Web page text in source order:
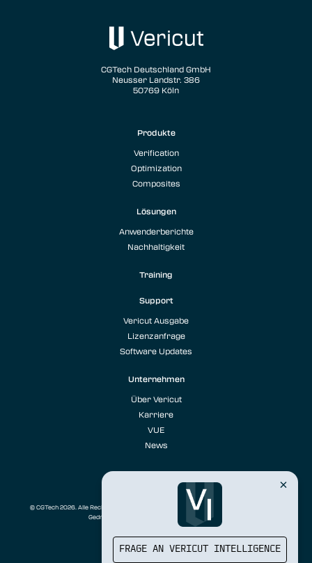
CGTech Deutschland GmbH
Neusser Landstr. 386
50769 Köln
Produkte
Verification
Optimization
Composites
Lösungen
Anwenderberichte
Nachhaltigkeit
Training
Support
Vericut Ausgabe
Lizenzanfrage
Software Updates
Unternehmen
Über Vericut
Karriere
VUE
News
© CGTech 2026. Alle Rechte vorbehalten. Vericut sind eingetragene Marken von CGTech.
Gedruckt in den USA.
Impressum
FRAGE AN VERICUT INTELLIGENCE